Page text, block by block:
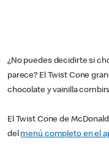
¿No puedes decidirte si
parece? El Twist Cone
chocolate y vainilla
El Twist Cone de
del menú completo en el